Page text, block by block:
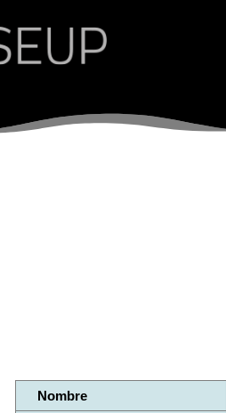
Nombre